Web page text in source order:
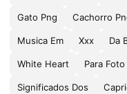
Gato Png Cachorro
Musica Em Xxx Da
White Heart Para
Significados Dos